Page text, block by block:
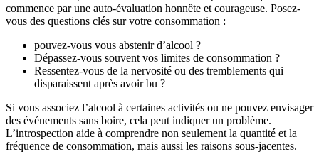
commence par une auto-évaluation honnête et courageuse. Posez-
vous des questions clés sur votre consommation :
pouvez-vous vous abstenir d’alcool ?
Dépassez-vous souvent vos limites de consommation ?
Ressentez-vous de la nervosité ou des tremblements qui
disparaissent après avoir bu ?
Si vous associez l’alcool à certaines activités ou ne pouvez envisager
des événements sans boire, cela peut indiquer un problème.
L’introspection aide à comprendre non seulement la quantité et la
fréquence de consommation, mais aussi les raisons sous-jacentes.